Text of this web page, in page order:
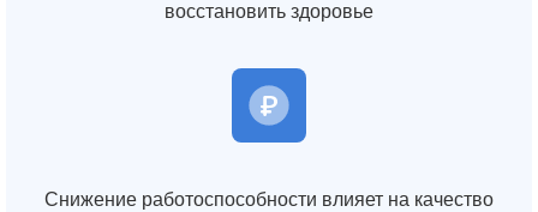
восстановить здоровье
Снижение работоспособности влияет на качество